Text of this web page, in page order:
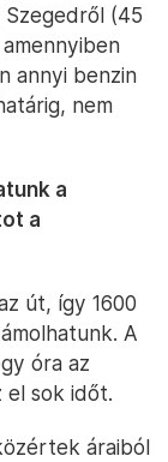
Szegedről (45
annyi benzin
nem
a
a
út, így 1600
A
óra az
el sok időt.
áraiból